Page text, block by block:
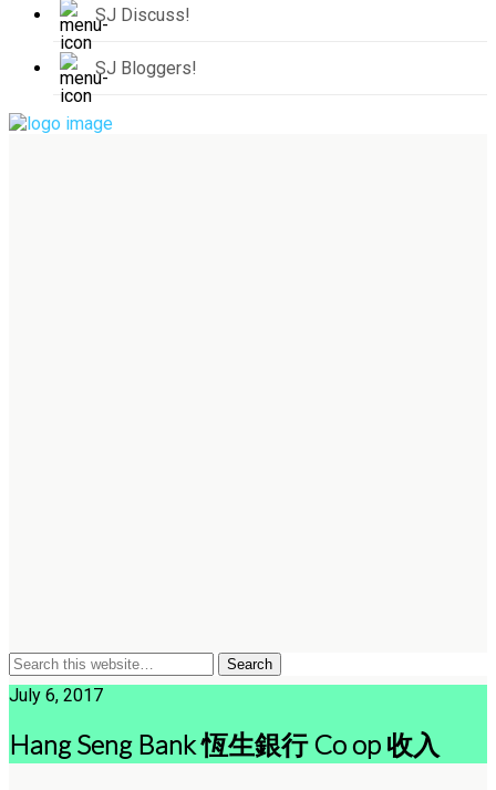
SJ Discuss!
SJ Bloggers!
July 6, 2017
Hang Seng Bank 恆生銀行 Co op 收入